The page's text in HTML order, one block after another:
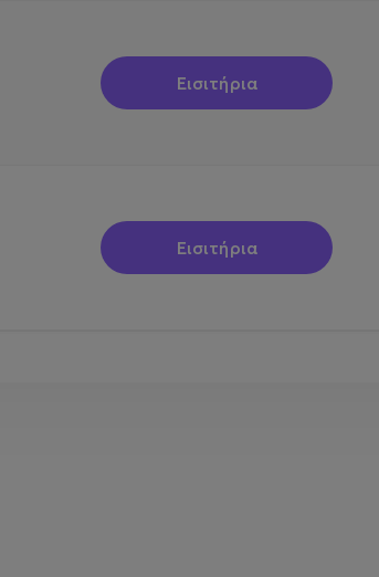
Εισιτήρια
Εισιτήρια